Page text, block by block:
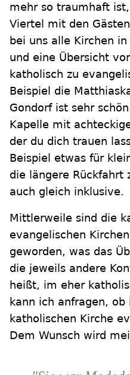
mehr so traumhaft
Viertel mit den
bei uns alle Kirchen
und eine Übersicht
katholisch zu
Beispiel die
Gondorf ist sehr
Kapelle mit
der du dich trauen
Beispiel etwas für
die längere Rückfahrt
auch gleich inklusive.
Mittlerweile sind die
evangelischen
geworden, was das
die jeweils andere
heißt, im eher
kann ich anfragen,
katholischen Kirche
Dem Wunsch wird